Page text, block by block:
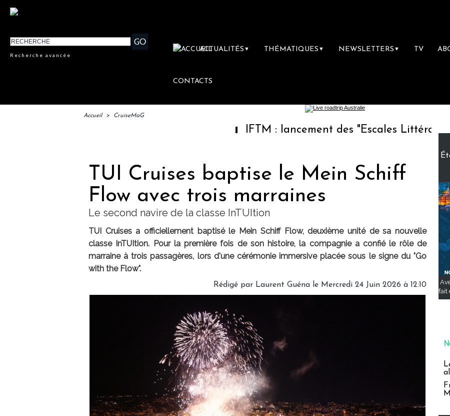
Recherche avancée
ACTUALITÉS ▼ THÉMATIQUES ▼ NEWSLETTERS ▼ TV
CONTACTS
Accueil > CruiseMaG
IFTM : lancement des "Escales Littéraires", la
TUI Cruises baptise le Mein Schiff
Flow avec trois marraines
Le second navire de la classe InTUItion
TUI Cruises a officiellement baptisé le Mein Schiff Flow, deuxième unité de sa nouvelle
classe InTUItion. Pour la première fois de son histoire, la compagnie a confié le rôle de
marraine à trois passagères, lors d'une cérémonie immersive placée sous le signe du "Go
with the Flow".
Rédigé par Laurent Guéna le Mercredi 24 Juin 2026 à 12:10
fait